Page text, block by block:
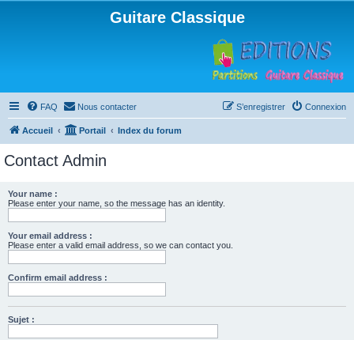
Guitare Classique
FAQ Nous contacter Connexion
S’enregistrer
Accueil Portail Index du forum
Contact Admin
Your name :
Please enter your name, so the message has an identity.
Your email address :
Please enter a valid email address, so we can contact you.
Confirm email address :
Sujet :